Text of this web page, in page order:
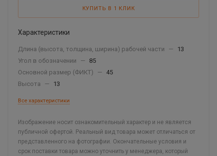
КУПИТЬ В 1 КЛИК
Характеристики
Длина (высота, толщина, ширина) рабочей части —
13
Угол в обозначении
—
85
Основной размер (ФИКТ)
—
45
Высота
— 13
Все характеристики
Изображение носит ознакомительный характер и не является
публичной офертой. Реальный вид товара может отличаться от
представленного на фотографии. Окончательные условия и
срок поставки товара можно уточнить у менеджера, который